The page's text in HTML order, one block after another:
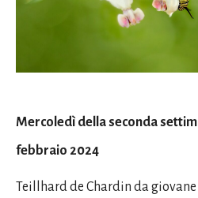
Mercoledì della seconda
febbraio 2024
Teillhard de Chardin da